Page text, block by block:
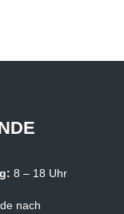
8 – 18 Uhr
nach